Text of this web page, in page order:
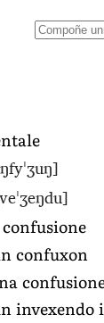
confuxon